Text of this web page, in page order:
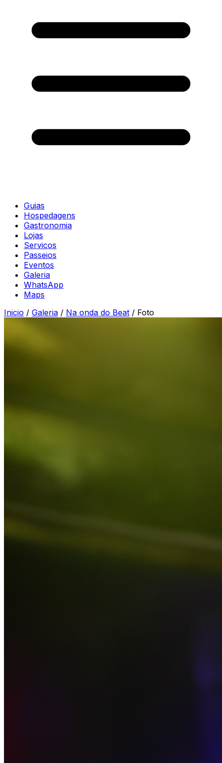
Guias
Hospedagens
Gastronomia
Lojas
Servicos
Passeios
Eventos
Galeria
WhatsApp
Maps
Inicio / Galeria / Na onda do Beat / Foto